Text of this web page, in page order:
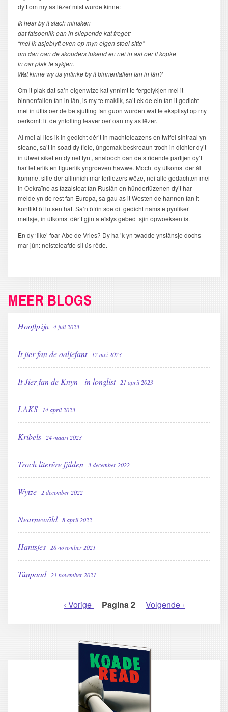
dy’t om my as lêzer mist wurde kinne:
Ik hear by it slach minsken
dat fatsoenlik oan in sliepende kat freget:
“mei ik asjeblyft even op myn eigen stoel sitte”
om dan oan de skouders lûkend en nei in aai oer it kopke
in oar plak te sykjen.
Wat kinne wy ús yntinke by it binnenfallen fan in lân?
Om it plak dat sa’n eigenwize kat ynnimt te fergelykjen mei it
binnenfallen fan in lân, is my te maklik, sa’t ek de ein fan it gedicht
mei in útlis oer de betsjutting fan guon wurden wat te eksplisyt op my
oerkomt: lit de ynfolling leaver oer oan my as lêzer.
Al mei al lies ik in gedicht dêr’t in machteleazens en twifel sintraal yn
steane, sa’t in soad dy fiele, ûngemak beskreaun troch in dichter dy’t
in útwei siket en dy net fynt, analooch oan de stridende partijen dy’t
har letterlik en figuerlik yngroeven hawwe. Mocht dy útkomst der ál
komme, sille der allinnich mar ferliezers wêze, nei alle gedachten mei
in Oekraïne as fazalsteat fan Ruslân en hûndertûzenen dy’t har
melde yn de rest fan Europa, sa gau as it Westen de hannen fan it
konflikt ôf lutsen hat. Sa’n ôfrin soe dit gedicht namste pynliker
meitsje, in útkomst dêr’t gjin ateïstys gebed tsjin opwoeksen is.
En dy ‘like’ foar Abe de Vries? Dy ha ’k yn twadde ynstânsje dochs
mar jûn: neisteleafde sil ús rêde.
MEER BLOGS
Hooftpijn 4 juli 2023
It jier fan de oaljefant 12 mei 2023
It Jier fan de Knyn - in longlist 21 april 2023
LAKS 14 april 2023
Kribels 24 maart 2023
Troch literêre fjilden 3 december 2022
Wytze 2 december 2022
Nearnewâld 8 april 2022
Hantsjes 28 november 2021
Túnpaad 21 november 2021
PAGINERINGVorige
‹ Vorige Pagina 2
Volgende
Volgende ›